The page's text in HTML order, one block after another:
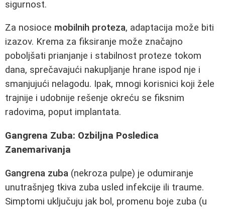
sigurnost.
Za nosioce mobilnih proteza, adaptacija može biti
izazov. Krema za fiksiranje može značajno
poboljšati prianjanje i stabilnost proteze tokom
dana, sprečavajući nakupljanje hrane ispod nje i
smanjujući nelagodu. Ipak, mnogi korisnici koji žele
trajnije i udobnije rešenje okreću se fiksnim
radovima, poput implantata.
Gangrena Zuba: Ozbiljna Posledica
Zanemarivanja
Gangrena zuba (nekroza pulpe) je odumiranje
unutrašnjeg tkiva zuba usled infekcije ili traume.
Simptomi uključuju jak bol, promenu boje zuba (u